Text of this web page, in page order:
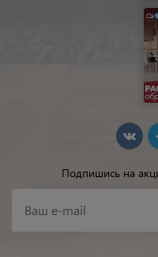
Подпишись на
Ваш e-mail